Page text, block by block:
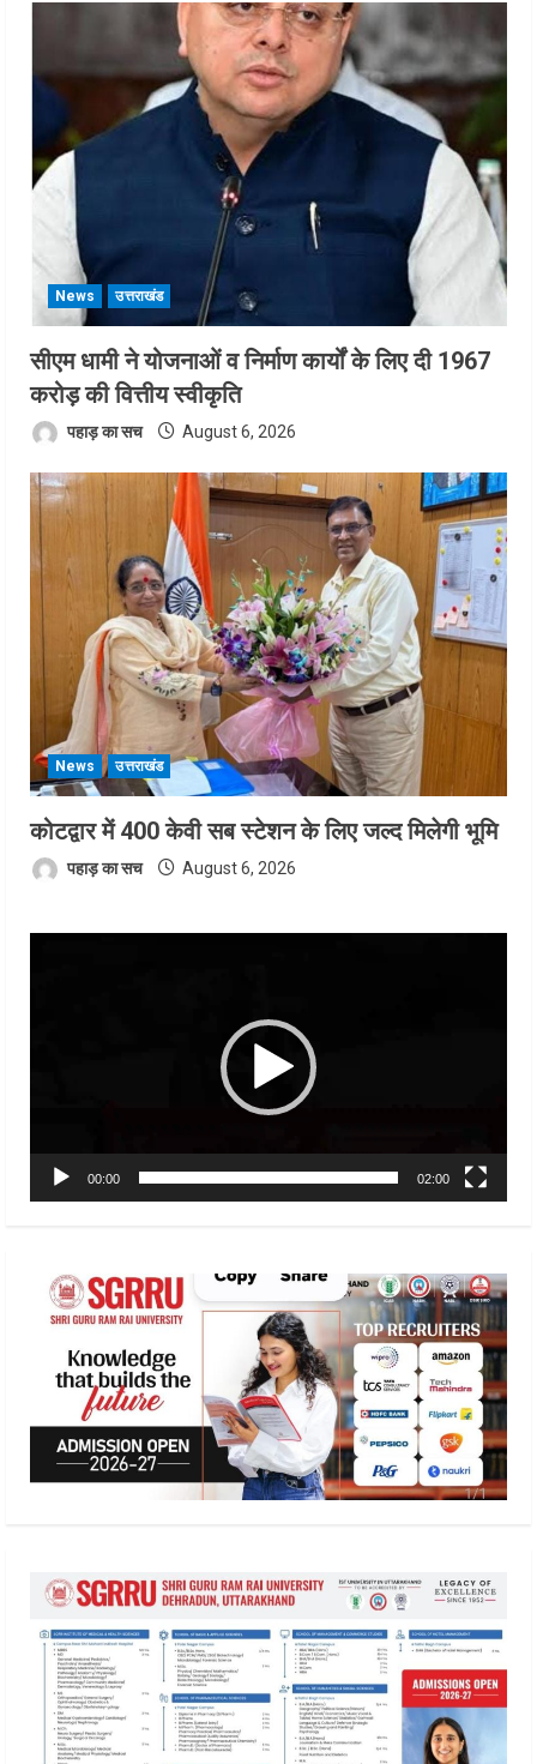
News उत्तराखंड
सीएम धामी ने योजनाओं व निर्माण कार्यों के लिए दी 1967
करोड़ की वित्तीय स्वीकृति
पहाड़ का सच August 6, 2026
News उत्तराखंड
कोटद्वार में 400 केवी सब स्टेशन के लिए जल्द मिलेगी भूमि
पहाड़ का सच August 6, 2026
00:00 02:00